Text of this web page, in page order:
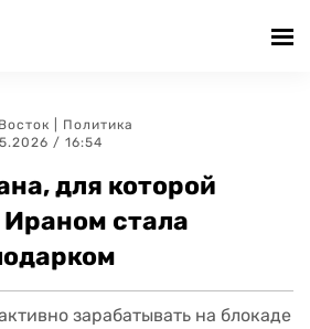
Политика
/ 16:54
для которой
стала
зарабатывать на блокаде